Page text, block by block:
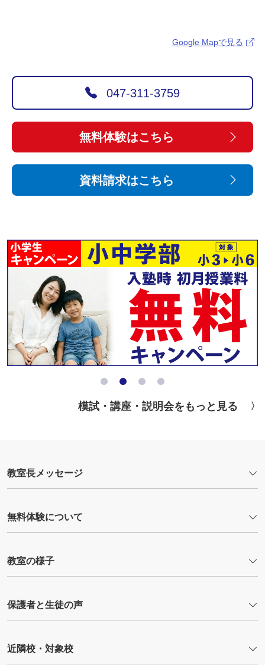
Google Mapで見る
047-311-3759
無料体験はこちら
資料請求はこちら
模試・講座・説明会をもっと見る
教室長メッセージ
無料体験について
教室の様子
保護者と生徒の声
近隣校・対象校